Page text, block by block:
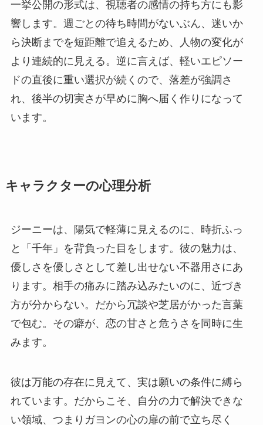
一挙公開の形式は、視聴者の感情の持ち方にも影
響します。週ごとの待ち時間がないぶん、迷いか
ら決断までを短距離で追えるため、人物の変化が
より連続的に見える。逆に言えば、軽いエピソー
ドの直後に重い選択が続くので、落差が強調さ
れ、後半の切実さが早めに胸へ届く作りになって
います。
キャラクターの心理分析
ジーニーは、陽気で軽薄に見えるのに、時折ふっ
と「千年」を背負った目をします。彼の魅力は、
優しさを優しさとして差し出せない不器用さにあ
ります。相手の痛みに踏み込みたいのに、近づき
方が分からない。だから冗談や芝居がかった言葉
で包む。その癖が、恋の甘さと危うさを同時に生
みます。
彼は万能の存在に見えて、実は願いの条件に縛ら
れています。だからこそ、自分の力で解決できな
い領域、つまりガヨンの心の扉の前で立ち尽く